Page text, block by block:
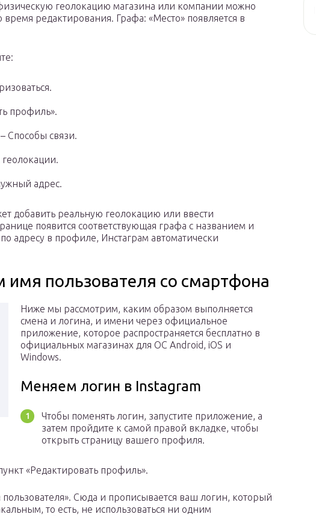
геолокацию магазина или компании можно
редактирования. Графа: «Место» появляется в
профиль».
Способы связи.
адрес.
добавить реальную геолокацию или ввести
появится соответствующая графа с названием и
адресу в профиле, Инстаграм автоматически
имя пользователя со смартфона
Ниже мы рассмотрим, каким образом выполняется
смена и логина, и имени через официальное
приложение, которое распространяется бесплатно в
официальных магазинах для ОС Android, iOS и
Windows.
Меняем логин в Instagram
Чтобы поменять логин, запустите приложение, а
затем пройдите к самой правой вкладке, чтобы
открыть страницу вашего профиля.
«Редактировать профиль».
Сюда и прописывается ваш логин, который
то есть, не использоваться ни одним